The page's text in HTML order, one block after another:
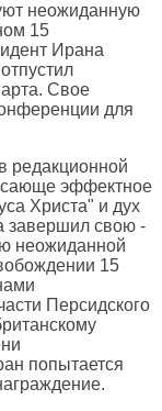
неожиданную
15
Ирана
Свое
для
в редакционной
эффектное
Христа" и дух
завершил свою -
неожиданной
15
Персидского
попытается